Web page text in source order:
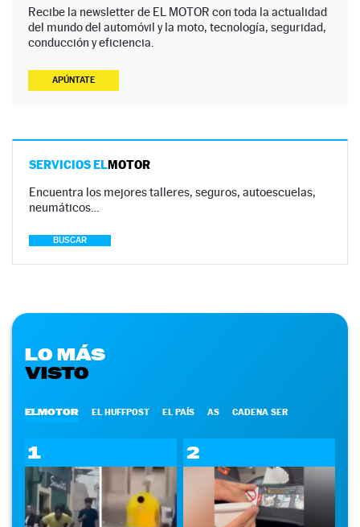
Recibe la newsletter de EL MOTOR con toda la actualidad
del mundo del automóvil y la moto, tecnología, seguridad,
conducción y eficiencia.
APÚNTATE
SERVICIOS ELMOTOR
Encuentra los mejores talleres, seguros, autoescuelas,
neumáticos…
BUSCAR
LO MÁS
VISTO
ELMOTOR EL HUFFPOST EL PAÍS AS CADENA SER
1 2